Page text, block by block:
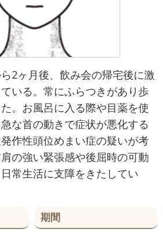
2ヶ月後、飲み会の帰宅後に激
いる。常にふらつきがあり歩
。お風呂に入る際や目薬を使
な首の動きで症状が悪化する
作性頭位めまい症の疑いが考
の強い緊張感や後屈時の可動
常生活に支障をきたしてい
期間